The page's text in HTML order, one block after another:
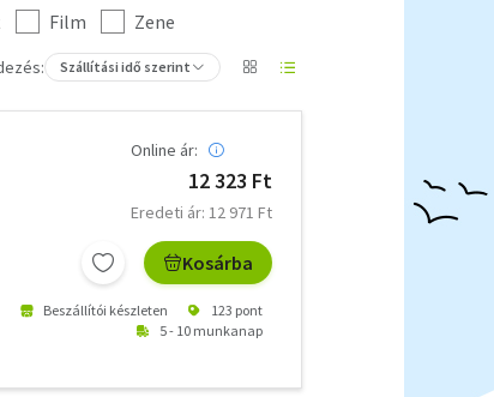
Film
Zene
Szállítási idő szerint
Online ár:
12 323 Ft
Eredeti ár: 12 971 Ft
Kosárba
Beszállítói készleten
123 pont
5 - 10 munkanap